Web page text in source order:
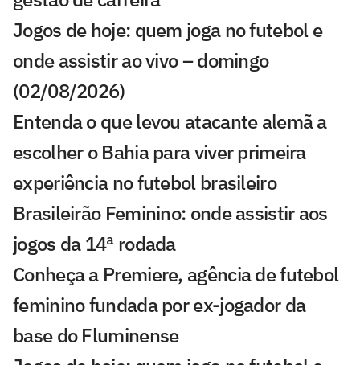
Jogos de hoje: quem joga no futebol e
onde assistir ao vivo – domingo
(02/08/2026)
Entenda o que levou atacante alemã a
escolher o Bahia para viver primeira
experiência no futebol brasileiro
Brasileirão Feminino: onde assistir aos
jogos da 14ª rodada
Conheça a Premiere, agência de futebol
feminino fundada por ex-jogador da
base do Fluminense